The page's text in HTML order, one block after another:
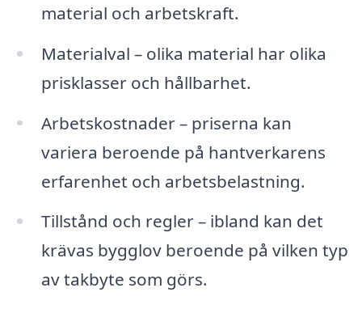
material och arbetskraft.
Materialval – olika material har olika
prisklasser och hållbarhet.
Arbetskostnader – priserna kan
variera beroende på hantverkarens
erfarenhet och arbetsbelastning.
Tillstånd och regler – ibland kan det
krävas bygglov beroende på vilken typ
av takbyte som görs.